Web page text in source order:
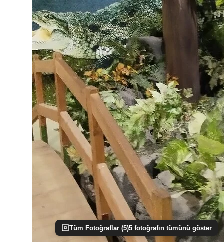
Tüm Fotoğraflar (5)5 fotoğrafın tümünü göster